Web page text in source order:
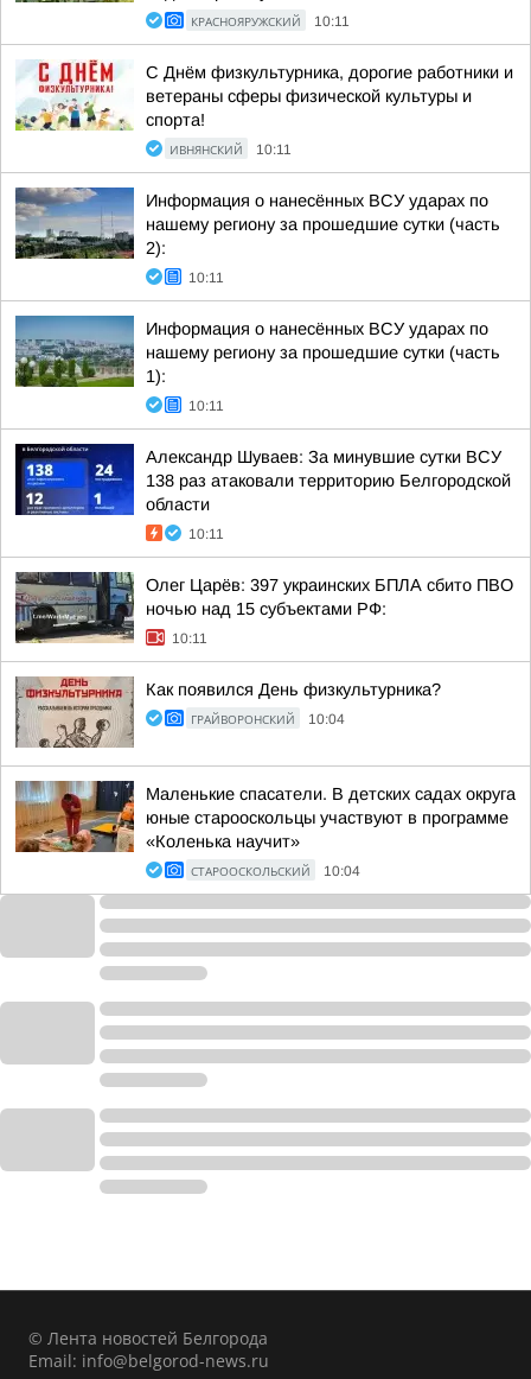
КРАСНОЯРУЖСКИЙ 10:11
С Днём физкультурника, дорогие работники и
ветераны сферы физической культуры и
спорта!
ИВНЯНСКИЙ 10:11
Информация о нанесённых ВСУ ударах по
нашему региону за прошедшие сутки (часть
2):
10:11
Информация о нанесённых ВСУ ударах по
нашему региону за прошедшие сутки (часть
1):
10:11
Александр Шуваев: За минувшие сутки ВСУ
138 раз атаковали территорию Белгородской
области
10:11
Олег Царёв: 397 украинских БПЛА сбито ПВО
ночью над 15 субъектами РФ:
10:11
Как появился День физкультурника?
ГРАЙВОРОНСКИЙ 10:04
Маленькие спасатели. В детских садах округа
юные старооскольцы участвуют в программе
«Коленька научит»
СТАРООСКОЛЬСКИЙ 10:04
© Лента новостей Белгорода
Email: info@belgorod-news.ru